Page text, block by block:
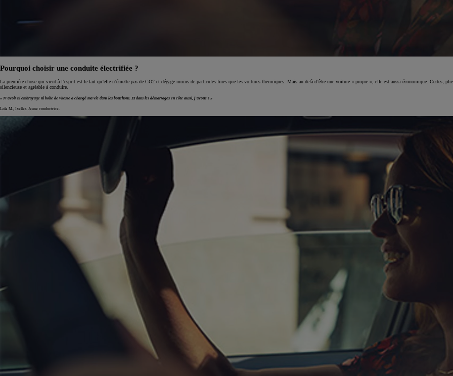
Pourquoi choisir une conduite électrifiée ?
La première chose qui vient à l’esprit est le fait qu’elle n’émette pas de CO2 et dégage moins de particules fines que les voitures thermiques. Mais au-delà d’être une voiture « propre », elle est aussi économique. Certes,
silencieuse et agréable à conduire.
« N’avoir ni embrayage ni boîte de vitesse a changé ma vie dans les bouchons. Et dans les démarrages en côte aussi, j’avoue ! »
Lola M., Ixelles. Jeune conductrice.